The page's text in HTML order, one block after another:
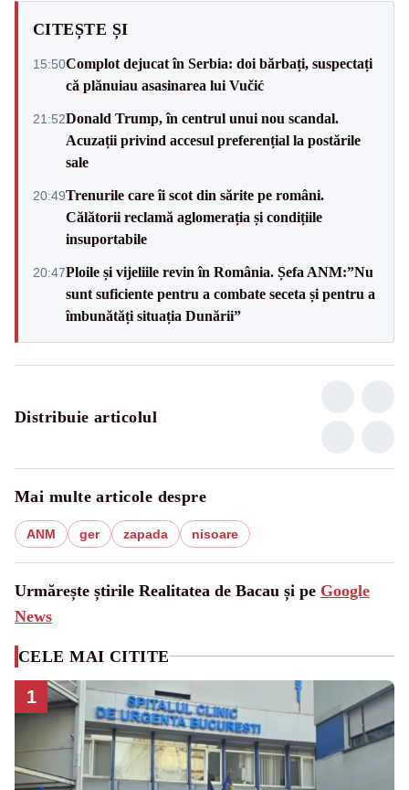
CITEȘTE ȘI
15:50Complot dejucat în Serbia: doi bărbați, suspectați
că plănuiau asasinarea lui Vučić
21:52Donald Trump, în centrul unui nou scandal.
Acuzații privind accesul preferențial la postările
sale
20:49Trenurile care îi scot din sărite pe români.
Călătorii reclamă aglomerația și condițiile
insuportabile
20:47Ploile și vijeliile revin în România. Șefa ANM:”Nu
sunt suficiente pentru a combate seceta și pentru a
îmbunătăți situația Dunării”
Distribuie articolul
Mai multe articole despre
ANM ger zapada nisoare
Urmărește știrile Realitatea de Bacau și pe Google
News
CELE MAI CITITE
1